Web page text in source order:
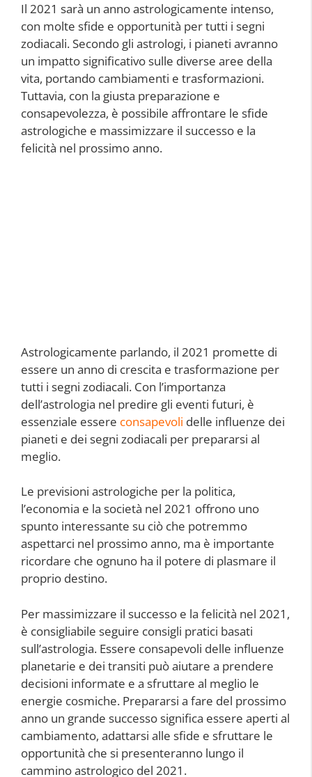
Il 2021 sarà un anno astrologicamente intenso,
con molte sfide e opportunità per tutti i segni
zodiacali. Secondo gli astrologi, i pianeti avranno
un impatto significativo sulle diverse aree della
vita, portando cambiamenti e trasformazioni.
Tuttavia, con la giusta preparazione e
consapevolezza, è possibile affrontare le sfide
astrologiche e massimizzare il successo e la
felicità nel prossimo anno.
Astrologicamente parlando, il 2021 promette di
essere un anno di crescita e trasformazione per
tutti i segni zodiacali. Con l’importanza
dell’astrologia nel predire gli eventi futuri, è
essenziale essere consapevoli delle influenze dei
pianeti e dei segni zodiacali per prepararsi al
meglio.
Le previsioni astrologiche per la politica,
l’economia e la società nel 2021 offrono uno
spunto interessante su ciò che potremmo
aspettarci nel prossimo anno, ma è importante
ricordare che ognuno ha il potere di plasmare il
proprio destino.
Per massimizzare il successo e la felicità nel 2021,
è consigliabile seguire consigli pratici basati
sull’astrologia. Essere consapevoli delle influenze
planetarie e dei transiti può aiutare a prendere
decisioni informate e a sfruttare al meglio le
energie cosmiche. Prepararsi a fare del prossimo
anno un grande successo significa essere aperti al
cambiamento, adattarsi alle sfide e sfruttare le
opportunità che si presenteranno lungo il
cammino astrologico del 2021.